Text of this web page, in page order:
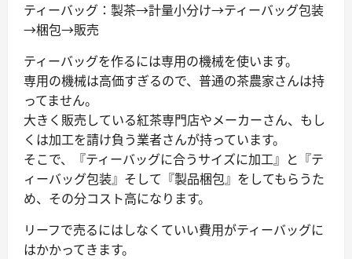
ティーバッグ：製茶→計量小分け→ティーバッグ包装
→梱包→販売
ティーバッグを作るには専用の機械を使います。
専用の機械は高価すぎるので、普通の茶農家さんは持
ってません。
大きく販売している紅茶専門店やメーカーさん、もし
くは加工を請け負う業者さんが持っています。
そこで、『ティーバッグに合うサイズに加工』と『テ
ィーバッグ包装』そして『製品梱包』をしてもらうた
め、その分コスト高になります。
リーフで売るにはしなくていい費用がティーバッグに
はかかってきます。